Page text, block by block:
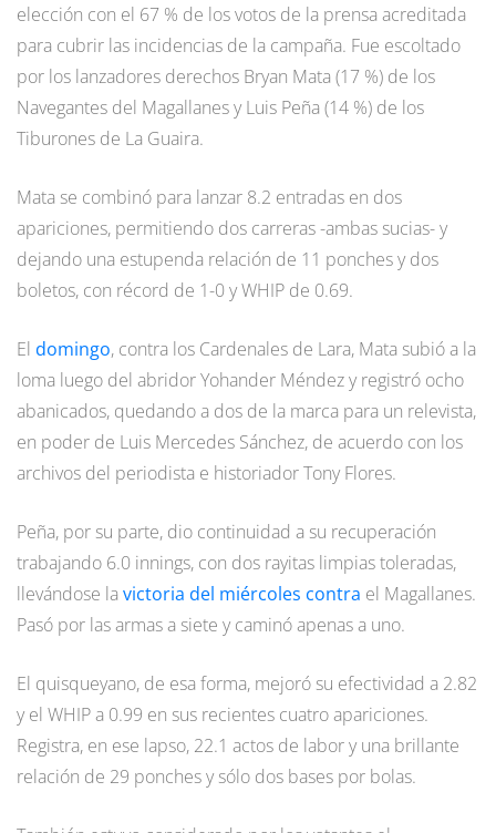
elección con el 67 % de los votos de la prensa acreditada
para cubrir las incidencias de la campaña. Fue escoltado
por los lanzadores derechos Bryan Mata (17 %) de los
Navegantes del Magallanes y Luis Peña (14 %) de los
Tiburones de La Guaira.
Mata se combinó para lanzar 8.2 entradas en dos
apariciones, permitiendo dos carreras -ambas sucias- y
dejando una estupenda relación de 11 ponches y dos
boletos, con récord de 1-0 y WHIP de 0.69.
El domingo, contra los Cardenales de Lara, Mata subió a la
loma luego del abridor Yohander Méndez y registró ocho
abanicados, quedando a dos de la marca para un relevista,
en poder de Luis Mercedes Sánchez, de acuerdo con los
archivos del periodista e historiador Tony Flores.
Peña, por su parte, dio continuidad a su recuperación
trabajando 6.0 innings, con dos rayitas limpias toleradas,
llevándose lavictoria del miércoles contra el Magallanes.
Pasó por las armas a siete y caminó apenas a uno.
El quisqueyano, de esa forma, mejoró su efectividad a 2.82
y el WHIP a 0.99 en sus recientes cuatro apariciones.
Registra, en ese lapso, 22.1 actos de labor y una brillante
relación de 29 ponches y sólo dos bases por bolas.